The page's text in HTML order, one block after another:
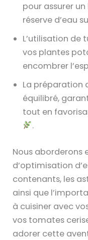
pour assurer
réserve d’eau
L’utilisation de
vos plantes
encombrer
La préparation
équilibré,
tout en
.
Nous aborderons
d’optimisation
contenants, les
ainsi que
à cuisiner avec
vos tomates
adorer cette